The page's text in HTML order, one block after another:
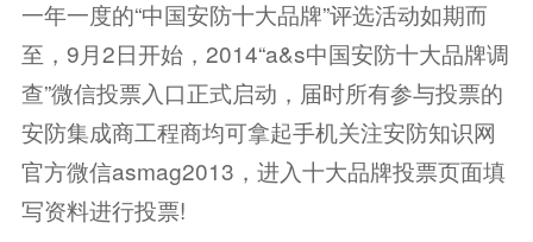
一年一度的“中国安防十大品牌”评选活动如期而
至，9月2日开始，2014“a&s中国安防十大品牌调
查”微信投票入口正式启动，届时所有参与投票的
安防集成商工程商均可拿起手机关注安防知识网
官方微信asmag2013，进入十大品牌投票页面填
写资料进行投票!